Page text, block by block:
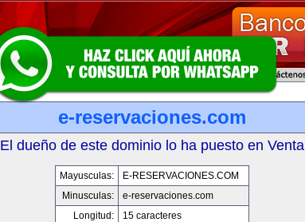
e-reservaciones.com
El dueño de este dominio lo ha puesto en Venta
Mayusculas:
E-RESERVACIONES.COM
Minusculas:
e-reservaciones.com
Longitud:
15 caracteres